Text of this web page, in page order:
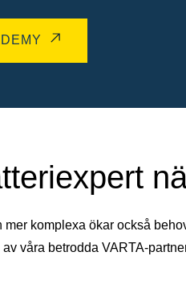
mer komplexa ökar också
våra betrodda VARTA-